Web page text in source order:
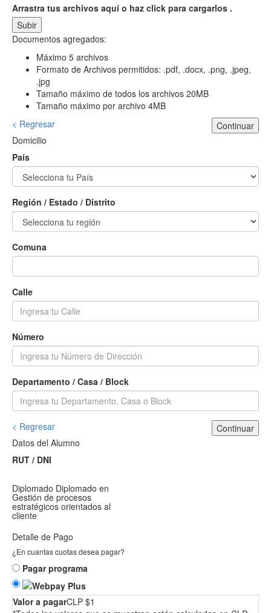
Arrastra tus archivos aquí o haz click para cargarlos .
Subir
Documentos agregados:
Máximo 5 archivos
Formato de Archivos permitidos: .pdf, .docx, .png, .jpeg,
.jpg
Tamaño máximo de todos los archivos 20MB
Tamaño máximo por archivo 4MB
< Regresar
Continuar
Domicilio
País
Región / Estado / Distrito
Comuna
Calle
Número
Departamento / Casa / Block
< Regresar
Continuar
Datos del Alumno
RUT / DNI
Diplomado Diplomado en
Gestión de procesos
estratégicos orientados al
cliente
Detalle de Pago
¿En cuantas cuotas desea pagar?
Pagar programa
Valor a pagarCLP $1